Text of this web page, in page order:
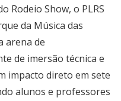
Rodeio Show, o PLRS
da Música das
arena de
de imersão técnica e
impacto direto em sete
alunos e professores